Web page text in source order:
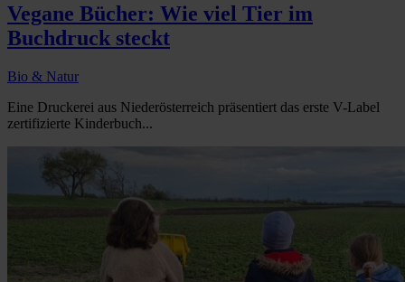
Vegane Bücher: Wie viel Tier im
Buchdruck steckt
Bio & Natur
Eine Druckerei aus Niederösterreich präsentiert das erste V-Label
zertifizierte Kinderbuch...